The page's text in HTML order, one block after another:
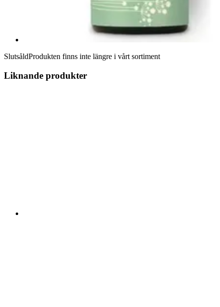
SlutsåldProdukten finns inte längre i vårt sortiment
Liknande produkter